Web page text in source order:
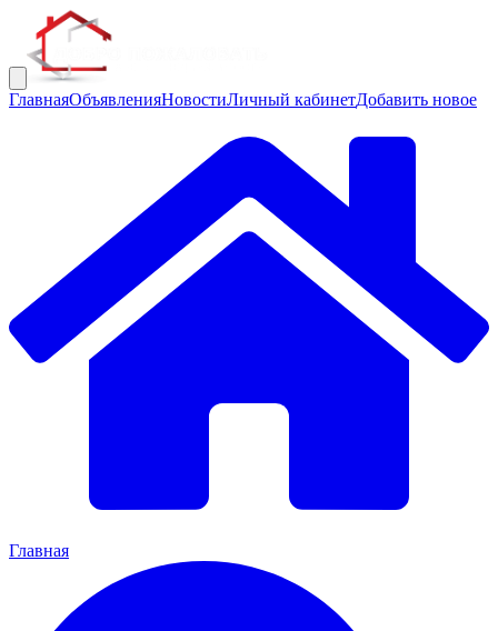
ГлавнаяОбъявленияНовостиЛичный кабинетДобавить новое
Главная